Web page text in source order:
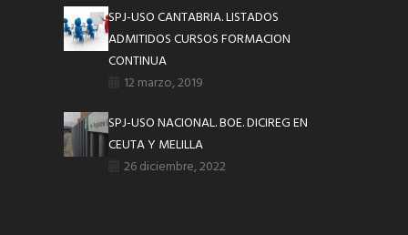
SPJ-USO CANTABRIA. LISTADOS
ADMITIDOS CURSOS FORMACION
CONTINUA
12 marzo, 2019
SPJ-USO NACIONAL. BOE. DICIREG EN
CEUTA Y MELILLA
26 diciembre, 2022